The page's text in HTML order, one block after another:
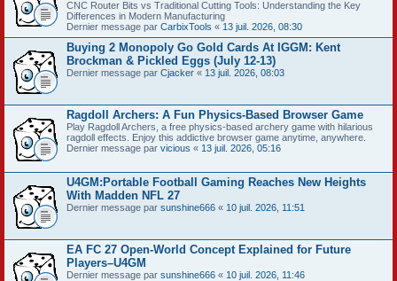
CNC Router Bits vs Traditional Cutting Tools: Understanding the Key
Differences in Modern Manufacturing
Dernier message par CarbixTools « 13 juil. 2026, 08:30
Buying 2 Monopoly Go Gold Cards At IGGM: Kent
Brockman & Pickled Eggs (July 12-13)
Dernier message par Cjacker « 13 juil. 2026, 08:03
Ragdoll Archers: A Fun Physics-Based Browser Game
Play Ragdoll Archers, a free physics-based archery game with hilarious
ragdoll effects. Enjoy this addictive browser game anytime, anywhere.
Dernier message par vicious « 13 juil. 2026, 05:16
U4GM:Portable Football Gaming Reaches New Heights
With Madden NFL 27
Dernier message par sunshine666 « 10 juil. 2026, 11:51
EA FC 27 Open-World Concept Explained for Future
Players–U4GM
Dernier message par sunshine666 « 10 juil. 2026, 11:46